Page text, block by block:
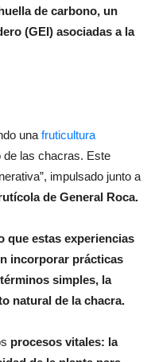
de carbono, un
(GEI) asociadas a la
una fruticultura
de las chacras. Este
impulsado junto a
de General Roca.
que estas experiencias
incorporar prácticas
simples, la
natural de la chacra.
procesos vitales: la